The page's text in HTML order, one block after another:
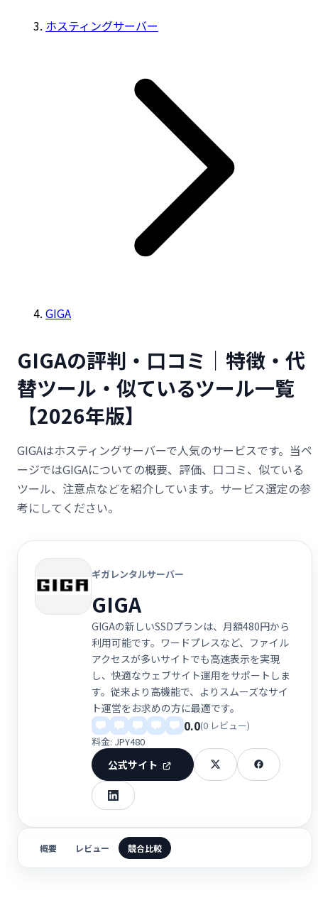
ホスティングサーバー
GIGA
GIGAの評判・口コミ｜特徴・代
替ツール・似ているツール一覧
【2026年版】
GIGAはホスティングサーバーで人気のサービスです。当ペ
ージではGIGAについての概要、評価、口コミ、似ている
ツール、注意点などを紹介しています。サービス選定の参
考にしてください。
ギガレンタルサーバー
GIGA
GIGAの新しいSSDプランは、月額480円から
利用可能です。ワードプレスなど、ファイル
アクセスが多いサイトでも高速表示を実現
し、快適なウェブサイト運用をサポートしま
す。従来より高機能で、よりスムーズなサイ
ト運営をお求めの方に最適です。
0.0(0 レビュー)
料金: JPY480
公式サイト
概要 レビュー 競合比較